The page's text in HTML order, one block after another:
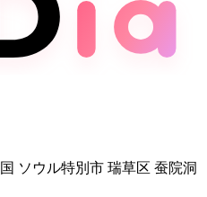
ソウル特別市 瑞草区 蚕院洞